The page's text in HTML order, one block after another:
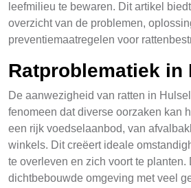
leefmilieu te bewaren. Dit artikel
overzicht van de problemen,
preventiemaatregelen voor
Ratproblematiek in
De aanwezigheid van ratten in
fenomeen dat diverse oorzaken kan
een rijk voedselaanbod, van
winkels. Dit creëert ideale
te overleven en zich voort te planten.
dichtbebouwde omgeving met veel